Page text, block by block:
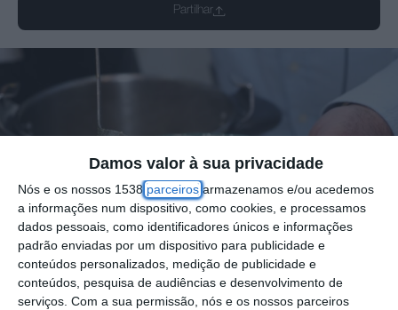
Damos valor à sua privacidade
Nós e os nossos 1538 parceiros armazenamos e/ou acedemos
a informações num dispositivo, como cookies, e processamos
dados pessoais, como identificadores únicos e informações
padrão enviadas por um dispositivo para publicidade e
conteúdos personalizados, medição de publicidade e
conteúdos, pesquisa de audiências e desenvolvimento de
serviços. Com a sua permissão, nós e os nossos parceiros
Partilhar